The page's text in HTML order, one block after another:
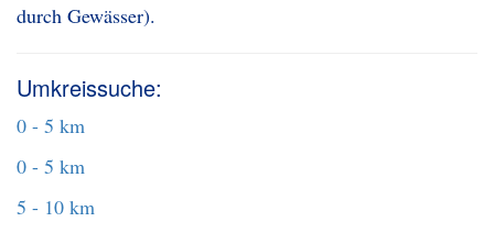
durch Gewässer).
Umkreissuche:
0 - 5 km
0 - 5 km
5 - 10 km